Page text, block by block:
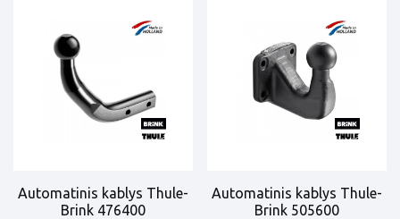
Automatinis kablys Thule-
Brink 476400
Automatinis kablys Thule-
Brink 505600